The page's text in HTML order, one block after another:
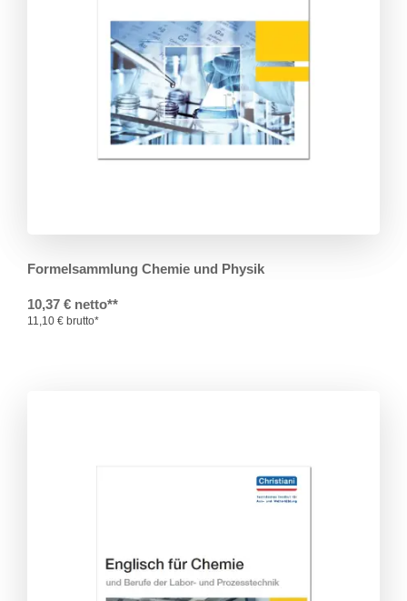
Formelsammlung Chemie und Physik
10,37 € netto**
11,10 € brutto*